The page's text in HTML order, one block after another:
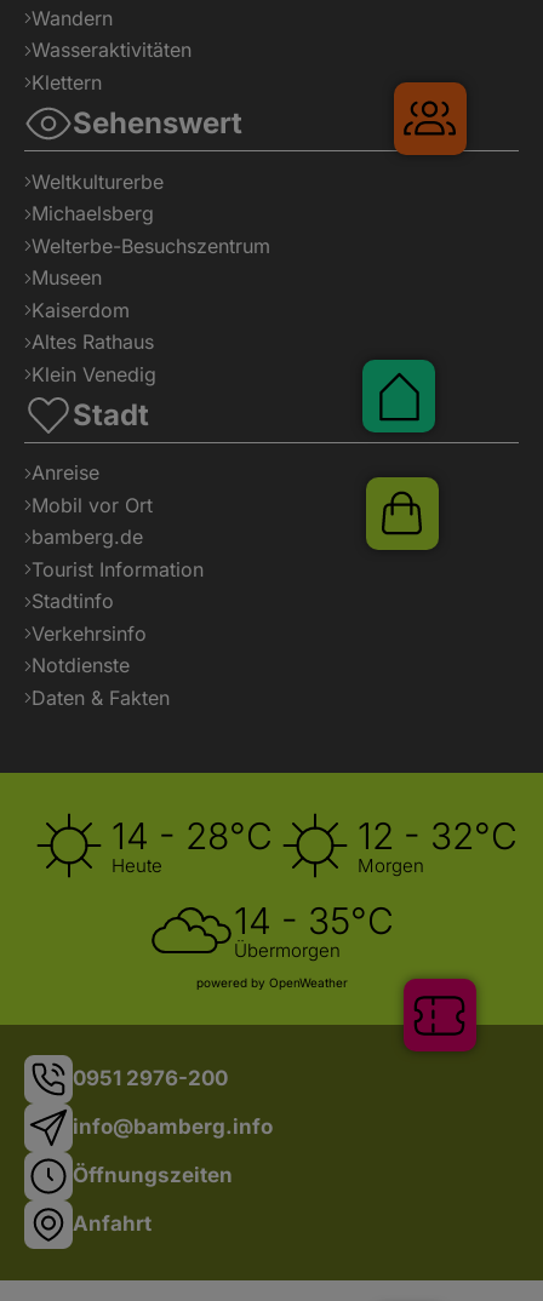
Wandern
Wasseraktivitäten
Klettern
Sehenswert
Weltkulturerbe
Michaelsberg
Welterbe-Besuchszentrum
Museen
Kaiserdom
Altes Rathaus
Klein Venedig
Stadt
Anreise
Mobil vor Ort
bamberg.de
Tourist Information
Stadtinfo
Verkehrsinfo
Notdienste
Daten & Fakten
14 - 28°C
Heute
12 - 32°C
Morgen
14 - 35°C
Übermorgen
powered by OpenWeather
0951 2976-200
info@bamberg.info
Öffnungszeiten
Anfahrt